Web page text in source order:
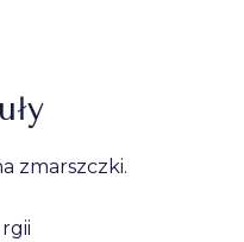
zmarszczki.